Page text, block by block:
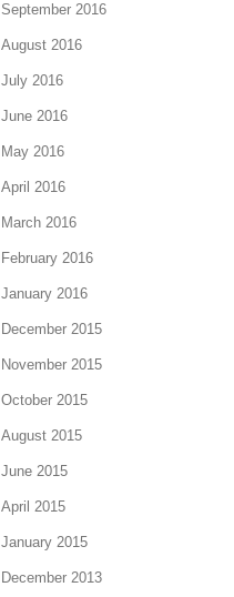
September 2016
August 2016
July 2016
June 2016
May 2016
April 2016
March 2016
February 2016
January 2016
December 2015
November 2015
October 2015
August 2015
June 2015
April 2015
January 2015
December 2013